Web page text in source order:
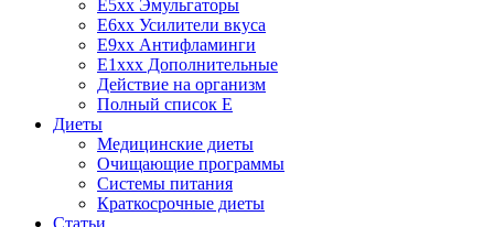
E5xx Эмульгаторы
E6xx Усилители вкуса
E9xx Антифламинги
E1xxx Дополнительные
Действие на организм
Полный список E
Диеты
Медицинские диеты
Очищающие программы
Системы питания
Краткосрочные диеты
Статьи